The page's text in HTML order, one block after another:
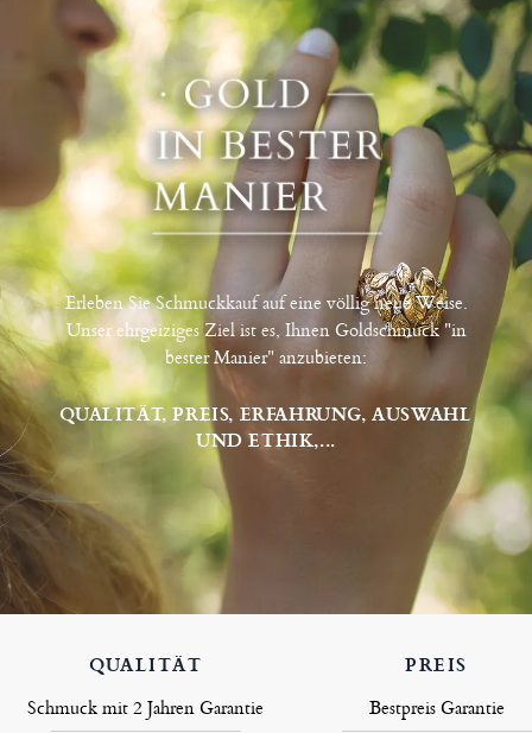
Erleben Sie Schmuckkauf auf eine völlig neue Weise.
Unser ehrgeiziges Ziel ist es, Ihnen Goldschmuck "in
bester Manier" anzubieten:
QUALITÄT, PREIS, ERFAHRUNG, AUSWAHL
UND ETHIK,...
QUALITÄT
Schmuck mit 2 Jahren Garantie
PREIS
Bestpreis Garantie